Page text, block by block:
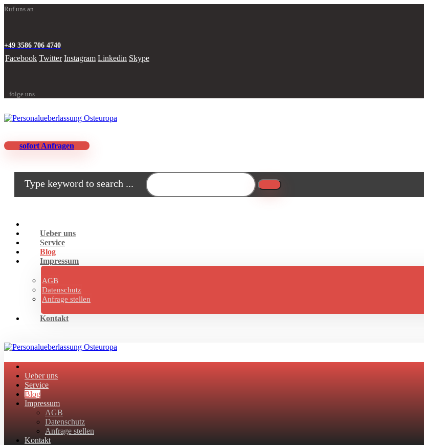
Ruf uns an
+49 3586 706 4740
Facebook Twitter Instagram Linkedin Skype
folge uns
sofort Anfragen
Type keyword to search ...
Ueber uns
Service
Blog
Impressum
AGB
Datenschutz
Anfrage stellen
Kontakt
Ueber uns
Service
Blog
Impressum
AGB
Datenschutz
Anfrage stellen
Kontakt